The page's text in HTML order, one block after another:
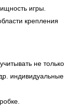
игры.
крепления
не только
индивидуальные